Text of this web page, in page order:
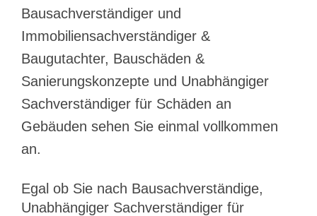
Bausachverständiger und
Immobiliensachverständiger &
Baugutachter, Bauschäden &
Sanierungskonzepte und Unabhängiger
Sachverständiger für Schäden an
Gebäuden sehen Sie einmal vollkommen
an.
Egal ob Sie nach Bausachverständige,
Unabhängiger Sachverständiger für